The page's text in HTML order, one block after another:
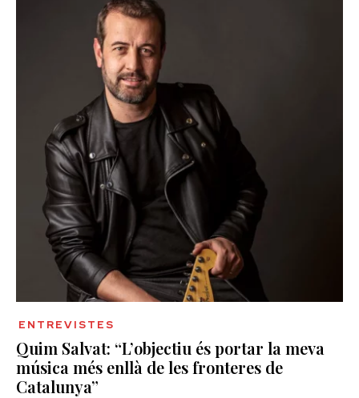
ENTREVISTES
Quim Salvat: “L’objectiu és portar la meva
música més enllà de les fronteres de
Catalunya”